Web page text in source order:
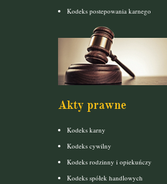
Kodeks postepowania karnego
Akty prawne
Kodeks karny
Kodeks cywilny
Kodeks rodzinny i opiekuńczy
Kodeks spółek handlowych